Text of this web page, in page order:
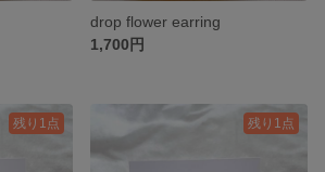
drop flower earring
1,700円
残り1点 残り1点